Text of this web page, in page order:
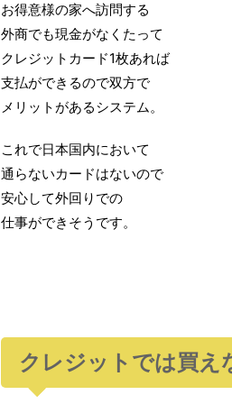
お得意様の家へ訪問する
外商でも現金がなくたって
クレジットカード1枚あれば
支払ができるので双方で
メリットがあるシステム。
これで日本国内において
通らないカードはないので
安心して外回りでの
仕事ができそうです。
クレジットでは買